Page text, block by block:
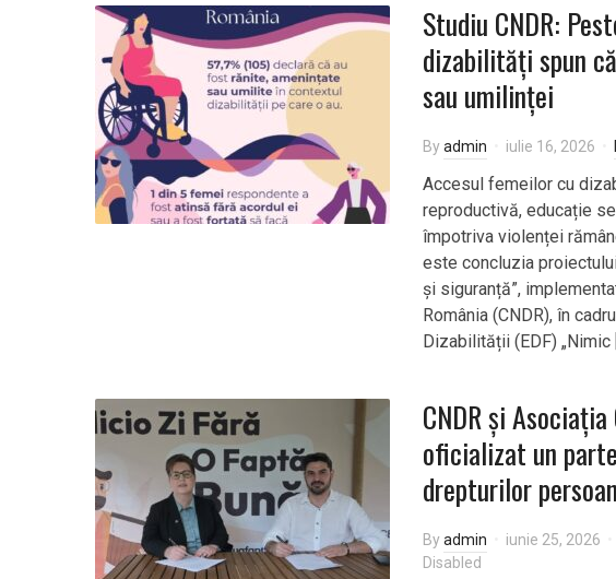
Studiu CNDR:
dizabilități spun
sau umilinței
Byadmin iulie 16, 2026
Accesul femeilor cu
reproductivă, educație
împotriva violenței
este concluzia
și siguranță”,
România (CNDR), în
Dizabilității (EDF) „Nimic
CNDR și
oficializat un
drepturilor
Byadmin iunie 25, 2026
Disabled